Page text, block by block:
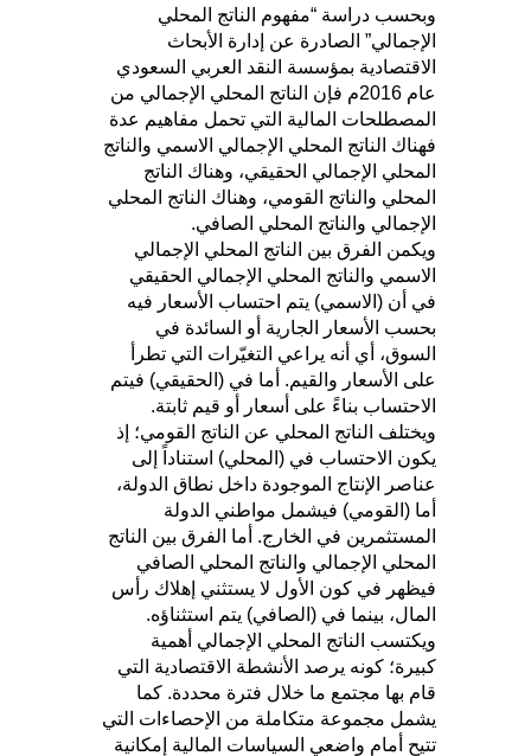
وبحسب دراسة “مفهوم الناتج المحلي
الإجمالي” الصادرة عن إدارة الأبحاث
الاقتصادية بمؤسسة النقد العربي السعودي
عام 2016م فإن الناتج المحلي الإجمالي من
المصطلحات المالية التي تحمل مفاهيم عدة
فهناك الناتج المحلي الإجمالي الاسمي والناتج
المحلي الإجمالي الحقيقي، وهناك الناتج
المحلي والناتج القومي، وهناك الناتج المحلي
الإجمالي والناتج المحلي الصافي.
ويكمن الفرق بين الناتج المحلي الإجمالي
الاسمي والناتج المحلي الإجمالي الحقيقي
في أن (الاسمي) يتم احتساب الأسعار فيه
بحسب الأسعار الجارية أو السائدة في
السوق، أي أنه يراعي التغيّرات التي تطرأ
على الأسعار والقيم. أما في (الحقيقي) فيتم
الاحتساب بناءً على أسعار أو قيم ثابتة.
ويختلف الناتج المحلي عن الناتج القومي؛ إذ
يكون الاحتساب في (المحلي) استناداً إلى
عناصر الإنتاج الموجودة داخل نطاق الدولة،
أما (القومي) فيشمل مواطني الدولة
المستثمرين في الخارج. أما الفرق بين الناتج
المحلي الإجمالي والناتج المحلي الصافي
فيظهر في كون الأول لا يستثني إهلاك رأس
المال، بينما في (الصافي) يتم استثناؤه.
ويكتسب الناتج المحلي الإجمالي أهمية
كبيرة؛ كونه يرصد الأنشطة الاقتصادية التي
قام بها مجتمع ما خلال فترة محددة. كما
يشمل مجموعة متكاملة من الإحصاءات التي
تتيح أمام واضعي السياسات المالية إمكانية